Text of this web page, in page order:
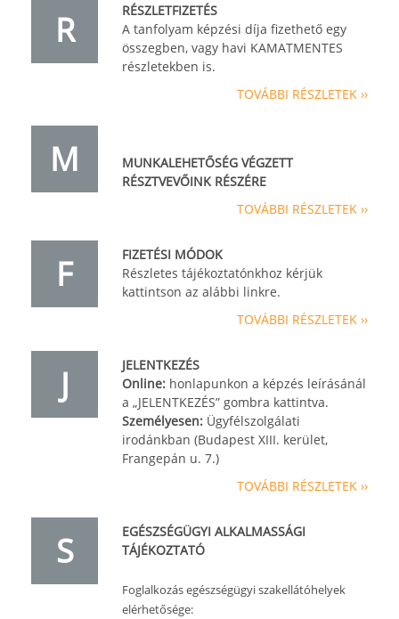
R
RÉSZLETFIZETÉS
A tanfolyam képzési díja fizethető egy
összegben, vagy havi KAMATMENTES
részletekben is.
TOVÁBBI RÉSZLETEK ››
M
MUNKALEHETŐSÉG VÉGZETT
RÉSZTVEVŐINK RÉSZÉRE
TOVÁBBI RÉSZLETEK ››
F
FIZETÉSI MÓDOK
Részletes tájékoztatónkhoz kérjük
kattintson az alábbi linkre.
TOVÁBBI RÉSZLETEK ››
J
JELENTKEZÉS
Online: honlapunkon a képzés leírásánál
a „JELENTKEZÉS” gombra kattintva.
Személyesen: Ügyfélszolgálati
irodánkban (Budapest XIII. kerület,
Frangepán u. 7.)
TOVÁBBI RÉSZLETEK ››
S
EGÉSZSÉGÜGYI ALKALMASSÁGI
TÁJÉKOZTATÓ
Foglalkozás egészségügyi szakellátóhelyek
elérhetősége: